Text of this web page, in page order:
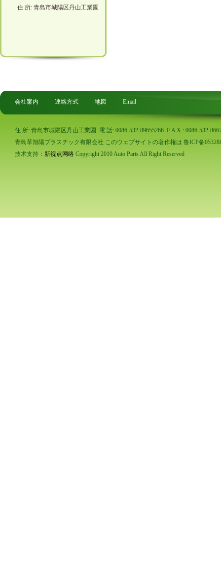
住 所: 青島市城陽区丹山工業園
会社案内 連絡方式 地図 Email
住 所: 青島市城陽区丹山工業園 電 話: 0086-532-89655266 F A X : 0086-532-
青島華旭陽プラスチック有限会社 このウェブサイトの著作権は 鲁ICP备
技术支持： 新视点网络 Copyright 2010 Auto Parts All Right Reserved